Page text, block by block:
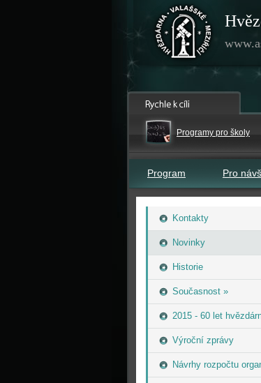
Programy pro školy
Program Pro
Kontakty
Novinky
Historie
Současnost »
2015 - 60 let
Výroční zprávy
Návrhy rozpočtu